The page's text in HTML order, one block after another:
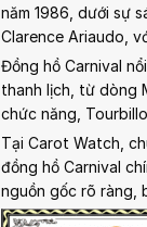
năm 1986, dưới sự
Clarence Ariaudo,
những chiếc đồng
bỉ và chính xác.
thống chế tác Thụy
hiện đại, Carnival
tim người yêu đồng
Đồng hồ Carnival
thanh lịch, từ dòng
chức năng,
đến Tritium sáng
Sử dụng cả bộ máy
automatic, Carnival
xác và độ bền vượt
Tại Carot Watch,
đồng hồ Carnival
nguồn gốc rõ ràng,
2 năm và dịch vụ